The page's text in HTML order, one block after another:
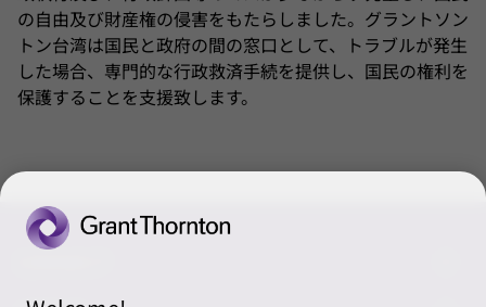
の自由及び財産権の侵害をもたらしました。グラントソン
トン台湾は国民と政府の間の窓口として、トラブルが発生
した場合、専門的な行政救済手続を提供し、国民の権利を
保護することを支援致します。